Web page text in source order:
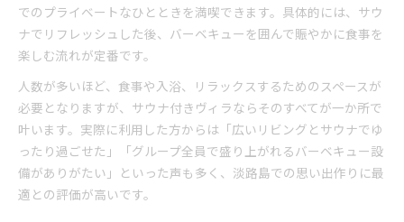
でのプライベートなひとときを満喫できます。具体的には、サウ
ナでリフレッシュした後、バーベキューを囲んで賑やかに食事を
楽しむ流れが定番です。
人数が多いほど、食事や入浴、リラックスするためのスペースが
必要となりますが、サウナ付きヴィラならそのすべてが一か所で
叶います。実際に利用した方からは「広いリビングとサウナでゆ
ったり過ごせた」「グループ全員で盛り上がれるバーベキュー設
備がありがたい」といった声も多く、淡路島での思い出作りに最
適との評価が高いです。